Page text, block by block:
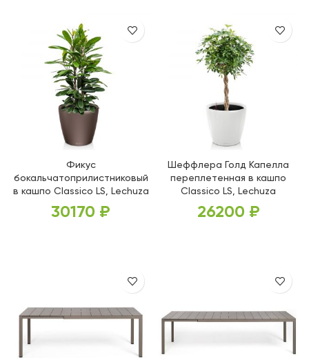
Фикус
бокальчатоприлистниковый
в кашпо Classico LS, Lechuza
30170 ₽
Шеффлера Голд Капелла
переплетенная в кашпо
Classico LS, Lechuza
26200 ₽